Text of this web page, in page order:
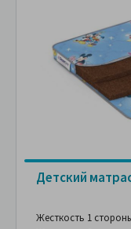
Детский
Жесткость 1